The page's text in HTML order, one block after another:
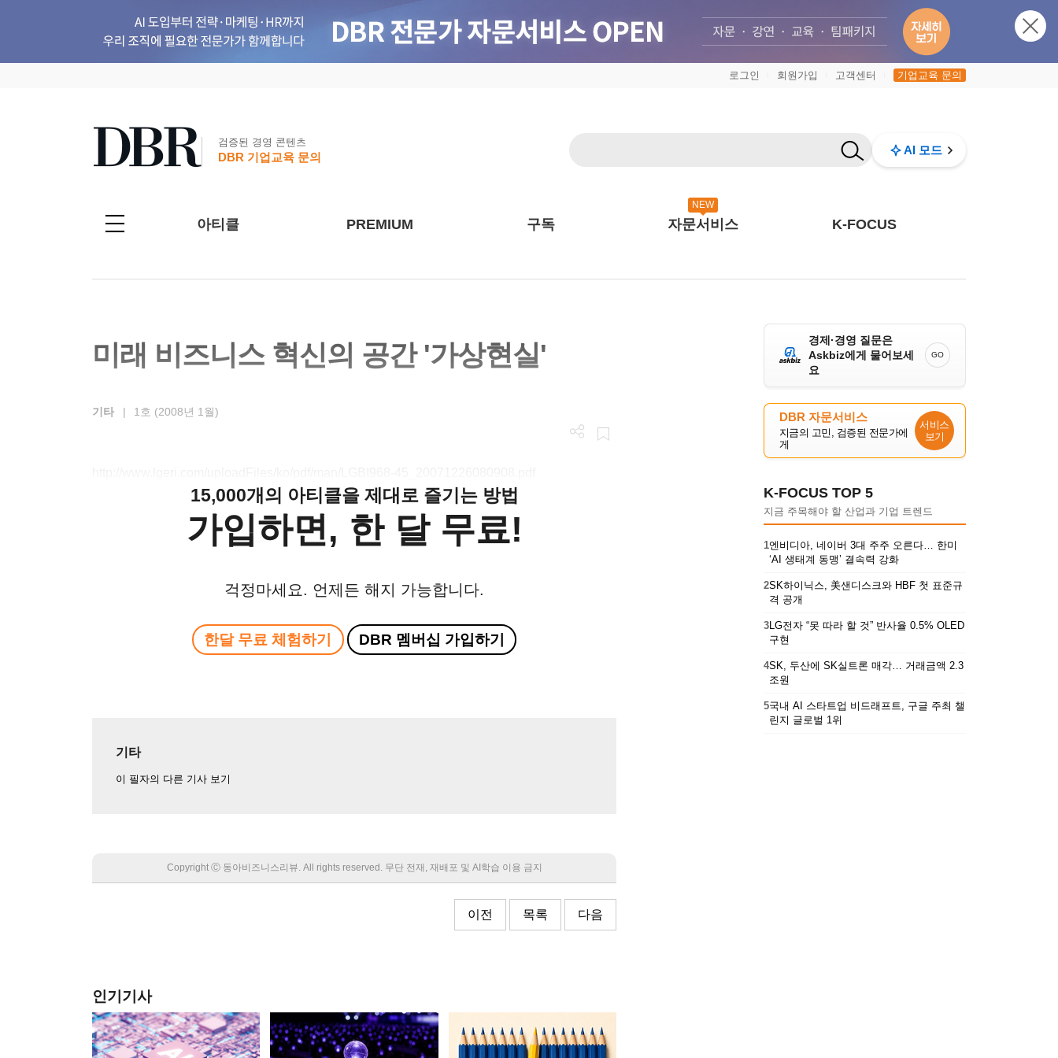
로그인 회원가입 고객센터 기업교육 문의
검증된 경영 콘텐츠
DBR 기업교육 문의
AI 모드
아티클 PREMIUM 구독
NEW
자문서비스 K-FOCUS
미래 비즈니스 혁신의 공간 '가상현실'
기타 | 1호 (2008년 1월)
15,000개의 아티클을 제대로 즐기는 방법
가입하면, 한 달 무료!
걱정마세요. 언제든 해지 가능합니다.
한달 무료 체험하기 DBR 멤버십 가입하기
기타
이 필자의 다른 기사 보기
Copyright Ⓒ 동아비즈니스리뷰. All rights reserved. 무단 전재, 재배포 및 AI학습 이용 금지
이전 목록 다음
인기기사
경제·경영 질문은
Askbiz에게 물어보세
요
GO
DBR 자문서비스
지금의 고민, 검증된 전문가에
게
서비스
보기
K-FOCUS TOP 5
지금 주목해야 할 산업과 기업 트렌드
1엔비디아, 네이버 3대 주주 오른다… 한미
‘AI 생태계 동맹’ 결속력 강화
2SK하이닉스, 美샌디스크와 HBF 첫 표준규
격 공개
3LG전자 “못 따라 할 것” 반사율 0.5% OLED
구현
4SK, 두산에 SK실트론 매각… 거래금액 2.3
조원
5국내 AI 스타트업 비드래프트, 구글 주최 챌
린지 글로벌 1위